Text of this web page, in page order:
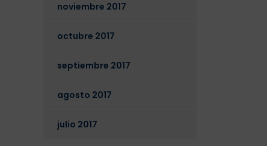
noviembre 2017
octubre 2017
septiembre 2017
agosto 2017
julio 2017